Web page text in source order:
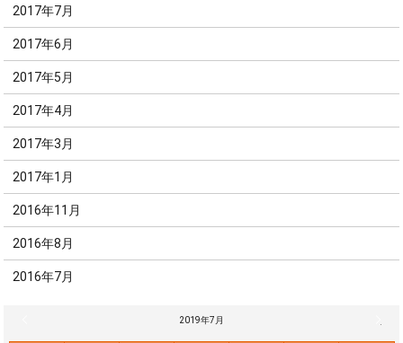
2017年7月
2017年6月
2017年5月
2017年4月
2017年3月
2017年1月
2016年11月
2016年8月
2016年7月
2019年7月